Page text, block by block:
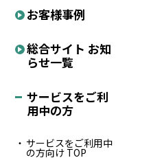
お客様事例
総合サイト お知
らせ一覧
サービスをご利
用中の方
サービスをご利用中
の方向け TOP